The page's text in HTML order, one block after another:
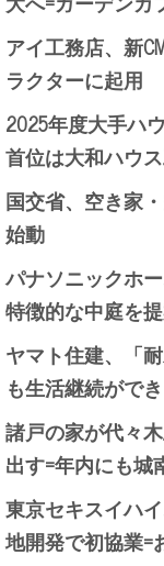
アイ工務店、新
ラクターに起用
2025年度大手ハ
首位は大和ハウ
国交省、空き家
始動
パナソニックホ
特徴的な中庭を
ヤマト住建、「
も生活継続がで
諸戸の家が代々
出す=年内にも城
東京セキスイハ
地開発で初協業=